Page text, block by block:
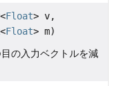
<Float> v,
<Float> m)
の入力ベクトルを減